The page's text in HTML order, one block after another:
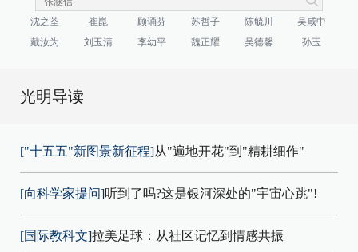
沈之荃 崔崑 顾诵芬 苏哲子 陈毓川
吴咸中
戴汝为
刘玉清 李幼平 魏正耀 吴德馨 孙玉
光明导读
["十五五"新图景新征程]从"遍地开花"到"精耕细作"
[向科学家提问]听到了吗?这是银河深处的"宇宙心跳"!
[国际教科文]拉美足球：从社区记忆到情感共振